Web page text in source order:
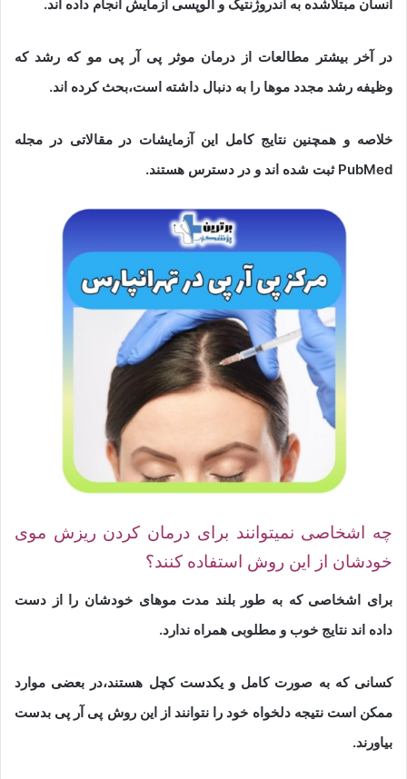
انسان مبتلاشده به آندروژنتیک و آلوپسی آزمایش انجام داده اند.
در آخر بیشتر مطالعات از درمان موثر پی آر پی مو که رشد که
وظیفه رشد مجدد موها را به دنبال داشته است،بحث کرده اند.
خلاصه و همچنین نتایج کامل این آزمایشات در مقالاتی در مجله
PubMed ثبت شده اند و در دسترس هستند.
چه اشخاصی نمیتوانند برای درمان کردن ریزش موی
خودشان از این روش استفاده کنند؟
برای اشخاصی که به طور بلند مدت موهای خودشان را از دست
داده اند نتایج خوب و مطلوبی همراه ندارد.
کسانی که به صورت کامل و یکدست کچل هستند،در بعضی موارد
ممکن است نتیجه دلخواه خود را نتوانند از این روش پی آر پی بدست
بیاورند.